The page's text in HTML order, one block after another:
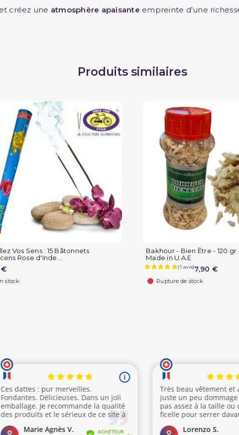
créez une atmosphère apaisante empreinte d'une
Produits similaires
Vos Sens : 15 Bâtonnets
Rose d'Inde...
€
stock
Bakhour - Bien Être - 120 gr
Made in U.A.E
7,90 €
Rupture de stock